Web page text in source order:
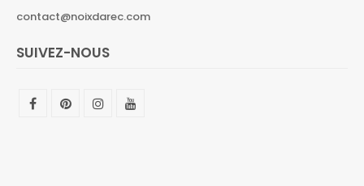
contact@noixdarec.com
SUIVEZ-NOUS